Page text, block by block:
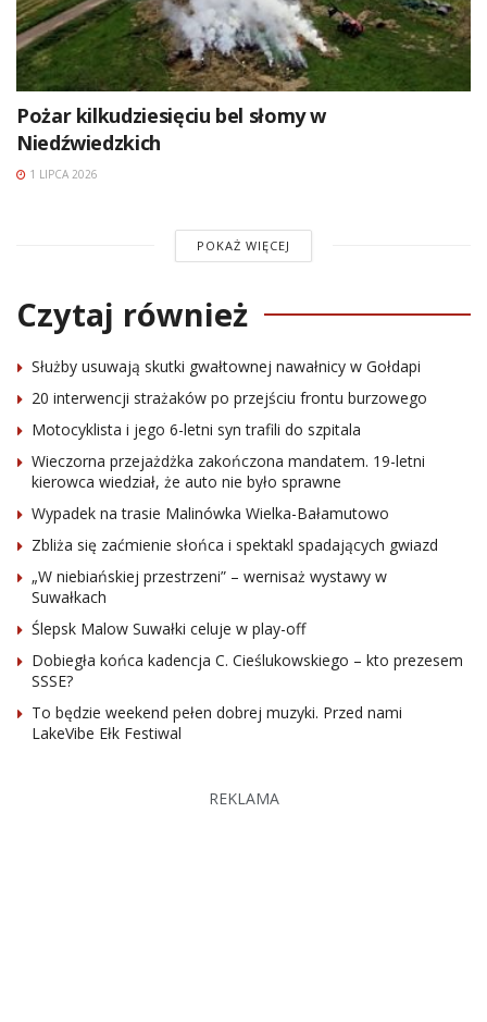
Pożar kilkudziesięciu bel słomy w
Niedźwiedzkich
1 LIPCA 2026
POKAŻ WIĘCEJ
Czytaj również
Służby usuwają skutki gwałtownej nawałnicy w Gołdapi
20 interwencji strażaków po przejściu frontu burzowego
Motocyklista i jego 6-letni syn trafili do szpitala
Wieczorna przejażdżka zakończona mandatem. 19-letni
kierowca wiedział, że auto nie było sprawne
Wypadek na trasie Malinówka Wielka-Bałamutowo
Zbliża się zaćmienie słońca i spektakl spadających gwiazd
„W niebiańskiej przestrzeni” – wernisaż wystawy w
Suwałkach
Ślepsk Malow Suwałki celuje w play-off
Dobiegła końca kadencja C. Cieślukowskiego – kto prezesem
SSSE?
To będzie weekend pełen dobrej muzyki. Przed nami
LakeVibe Ełk Festiwal
REKLAMA